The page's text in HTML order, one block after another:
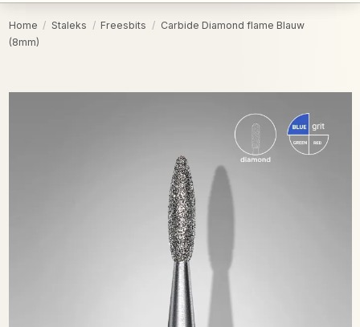
Home Staleks Freesbits
Carbide Diamond flame Blauw
(8mm)